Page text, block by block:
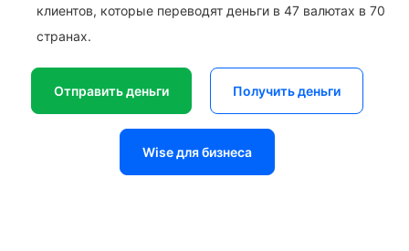
клиентов, которые переводят деньги в 47 валютах в 70
странах.
Отправить деньги Получить деньги
Wise для бизнеса